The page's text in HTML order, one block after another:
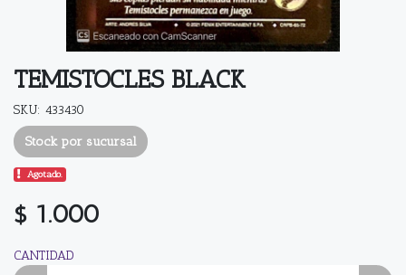
TEMISTOCLES BLACK
SKU: 433430
Stock por sucursal
Agotado.
$ 1.000
CANTIDAD